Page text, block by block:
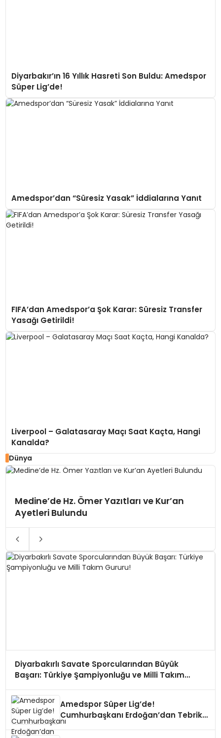
Diyarbakır’ın 16 Yıllık Hasreti Son Buldu: Amedspor
Süper Lig’de!
Amedspor’dan “Süresiz Yasak” İddialarına Yanıt
FIFA’dan Amedspor’a Şok Karar: Süresiz Transfer
Yasağı Getirildi!
Liverpool – Galatasaray Maçı Saat Kaçta, Hangi
Kanalda?
Dünya
Medine’de Hz. Ömer Yazıtları ve Kur’an
Ayetleri Bulundu
Diyarbakırlı Savate Sporcularından Büyük
Başarı: Türkiye Şampiyonluğu ve Milli Takım
Amedspor Süper Lig’de!
Cumhurbaşkanı Erdoğan’dan Tebrik
Mesajı